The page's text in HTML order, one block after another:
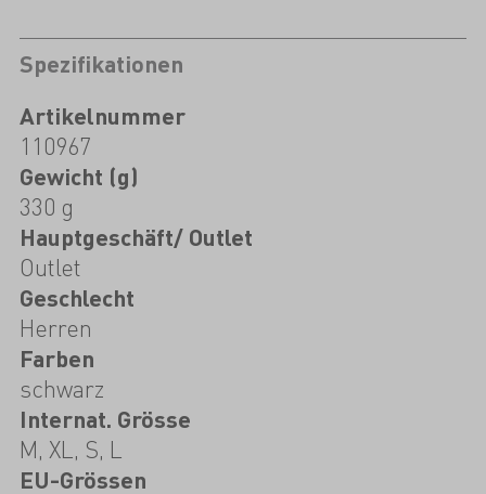
Spezifikationen
Artikelnummer
110967
Gewicht (g)
330 g
Hauptgeschäft/ Outlet
Outlet
Geschlecht
Herren
Farben
schwarz
Internat. Grösse
M, XL, S, L
EU-Grössen